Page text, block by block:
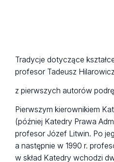
Tradycje dotyczące
profesor Tadeusz
z pierwszych autorów
Pierwszym kierownikiem
(później Katedry Prawa
profesor Józef Litwin. Po
a następnie w 1990 r.
w skład Katedry wchodzi